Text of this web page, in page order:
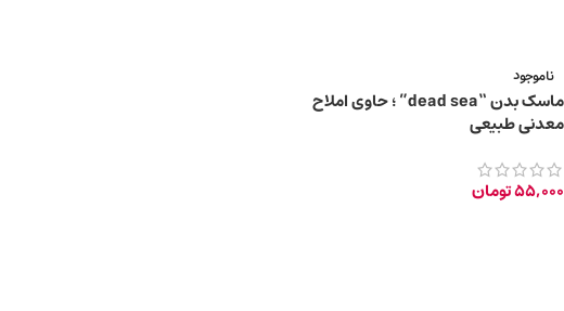
ناموجود
ماسک بدن “dead sea” ؛ حاوی املاح
معدنی طبیعی
55,000تومان